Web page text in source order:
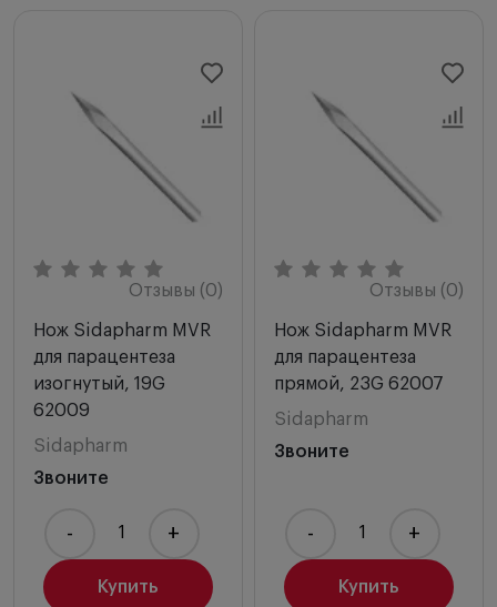
Отзывы (0)
Нож Sidapharm MVR
для парацентеза
изогнутый, 19G
62009
Sidapharm
Звоните
Купить
- +
Отзывы (0)
Нож Sidapharm MVR
для парацентеза
прямой, 23G 62007
Sidapharm
Звоните
Купить
- +